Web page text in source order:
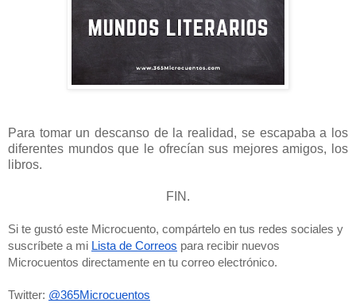
Para tomar un descanso de la realidad, se escapaba a los
diferentes mundos que le ofrecían sus mejores amigos, los
libros.
FIN.
Si te gustó este Microcuento, compártelo en tus redes sociales y
suscríbete a mi Lista de Correos para recibir nuevos
Microcuentos directamente en tu correo electrónico.
Twitter: @365Microcuentos